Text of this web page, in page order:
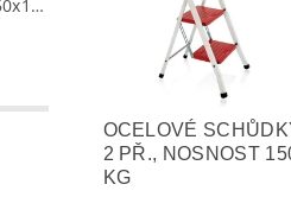
Brána G21 Marion 350x158 cm dvoukřídlá, antracitová
OCELOVÉ
2 PŘ., NOSNOST
KG